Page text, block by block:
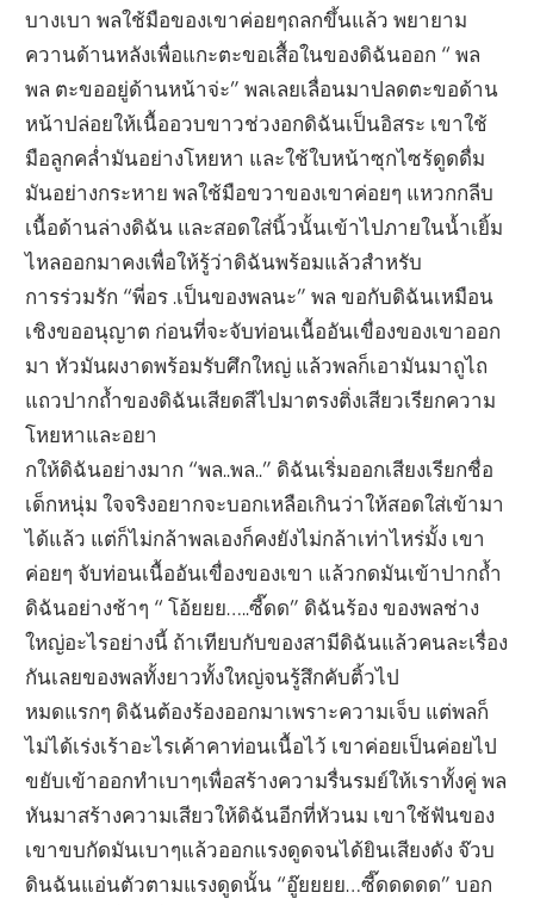
บางเบา พลใช้มือของเขาค่อยๆถลกขึ้นแล้ว พยายาม
ควานด้านหลังเพื่อแกะตะขอเสื้อในของดิฉันออก “ พล
พล ตะขออยู่ด้านหน้าจ่ะ” พลเลยเลื่อนมาปลดตะขอด้าน
หน้าปล่อยให้เนื้ออวบขาวช่วงอกดิฉันเป็นอิสระ เขาใช้
มือลูกคล่ำมันอย่างโหยหา และใช้ใบหน้าซุกไซร้ดูดดื่ม
มันอย่างกระหาย พลใช้มือขวาของเขาค่อยๆ แหวกกลีบ
เนื้อด้านล่างดิฉัน และสอดใส่นิ้วนั้นเข้าไปภายในน้ำเยิ้ม
ไหลออกมาคงเพื่อให้รู้ว่าดิฉันพร้อมแล้วสำหรับ
การร่วมรัก “พี่อร .เป็นของพลนะ” พล ขอกับดิฉันเหมือน
เชิงขออนุญาต ก่อนที่จะจับท่อนเนื้ออันเขื่องของเขาออก
มา หัวมันผงาดพร้อมรับศึกใหญ่ แล้วพลก็เอามันมาถูไถ
แถวปากถ้ำของดิฉันเสียดสีไปมาตรงติ่งเสียวเรียกความ
โหยหาและอยา
กให้ดิฉันอย่างมาก “พล..พล..” ดิฉันเริ่มออกเสียงเรียกชื่อ
เด็กหนุ่ม ใจจริงอยากจะบอกเหลือเกินว่าให้สอดใส่เข้ามา
ได้แล้ว แต่ก็ไม่กล้าพลเองก็คงยังไม่กล้าเท่าไหร่มั้ง เขา
ค่อยๆ จับท่อนเนื้ออันเขื่องของเขา แล้วกดมันเข้าปากถ้ำ
ดิฉันอย่างช้าๆ “ โอ้ยยย…..ซี๊ดด” ดิฉันร้อง ของพลช่าง
ใหญ่อะไรอย่างนี้ ถ้าเทียบกับของสามีดิฉันแล้วคนละเรื่อง
กันเลยของพลทั้งยาวทั้งใหญ่จนรู้สึกคับติ้วไป
หมดแรกๆ ดิฉันต้องร้องออกมาเพราะความเจ็บ แต่พลก็
ไม่ได้เร่งเร้าอะไรเค้าคาท่อนเนื้อไว้ เขาค่อยเป็นค่อยไป
ขยับเข้าออกทำเบาๆเพื่อสร้างความรื่นรมย์ให้เราทั้งคู่ พล
หันมาสร้างความเสียวให้ดิฉันอีกที่หัวนม เขาใช้ฟันของ
เขาขบกัดมันเบาๆแล้วออกแรงดูดจนได้ยินเสียงดัง จ๊วบ
ดินฉันแอ่นตัวตามแรงดูดนั้น “อู๊ยยยย…ซี๊ดดดดด” บอก